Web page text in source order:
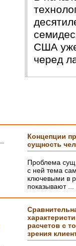
США
черед
Концепции
сущность
Проблема
с ней тема
ключевыми в
показывают ...
расчетов с
зрения